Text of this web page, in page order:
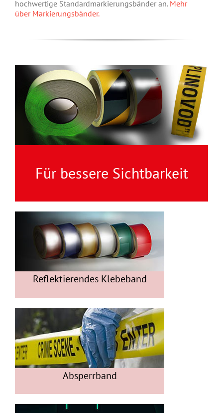
hochwertige Standardmarkierungsbänder an. Mehr
über Markierungsbänder.
Für bessere Sichtbarkeit
Reflektierendes Klebeband
Absperrband